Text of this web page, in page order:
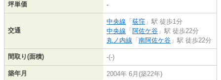
坪単価 -
交通
中央線 「 荻窪 」駅 徒歩1分
中央線 「 阿佐ケ谷 」駅 徒歩22分
丸ノ内線 「 南阿佐ケ谷 」駅 徒歩22分
間取り(面積) -(-)
築年月 2004年 6月(築22年)